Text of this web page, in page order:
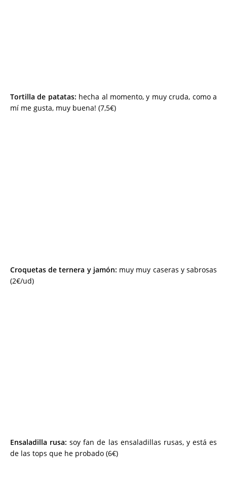
Tortilla de patatas: hecha al momento, y muy cruda, como a
mí me gusta, muy buena! (7,5€)
Croquetas de ternera y jamón: muy muy caseras y sabrosas
(2€/ud)
Ensaladilla rusa: soy fan de las ensaladillas rusas, y está es
de las tops que he probado (6€)